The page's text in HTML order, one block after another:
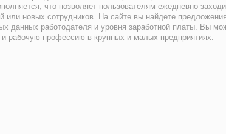
что позволяет пользователям ежедневно
или новых сотрудников. На сайте вы найдете
данных работодателя и уровня заработной платы. Вы
рабочую профессию в крупных и малых предприятиях.